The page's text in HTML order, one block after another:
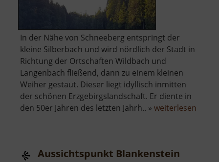
In der Nähe von Schneeberg entspringt der
kleine Silberbach und wird nördlich der Stadt in
Richtung der Ortschaften Wildbach und
Langenbach fließend, dann zu einem kleinen
Weiher gestaut. Dieser liegt idyllisch inmitten
der schönen Erzgebirgslandschaft. Er diente in
den 50er Jahren des letzten Jahrh.. » weiterlesen
Aussichtspunkt Blankenstein